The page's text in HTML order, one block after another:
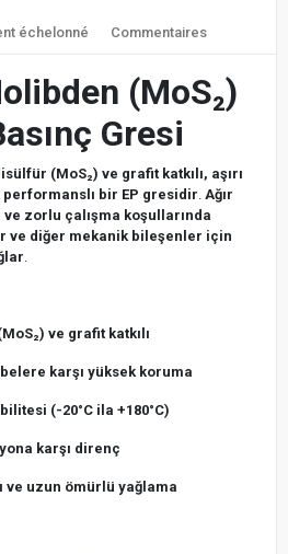
échelonné Commentaires
(MoS₂)
Gresi
(MoS₂) ve grafit katkılı, aşırı
performanslı bir EP gresidir. Ağır
zorlu çalışma koşullarında
ve diğer mekanik bileşenler için
.
ve grafit katkılı
karşı yüksek koruma
(-20°C ila +180°C)
karşı direnç
ve uzun ömürlü yağlama